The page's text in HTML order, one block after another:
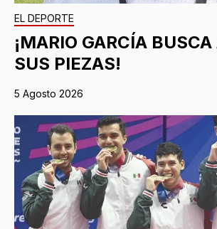
EL DEPORTE
¡MARIO GARCÍA
SUS PIEZAS!
5 Agosto 2026